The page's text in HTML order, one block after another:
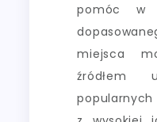
pomóc w
miejsca
źródłem